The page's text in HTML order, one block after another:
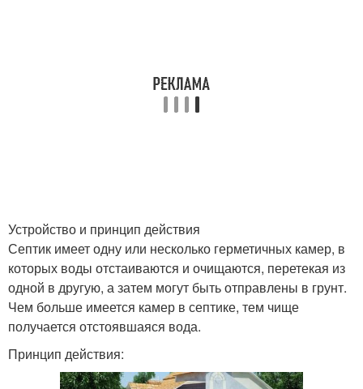
Устройство и принцип действия
Септик имеет одну или несколько герметичных камер, в
которых воды отстаиваются и очищаются, перетекая из
одной в другую, а затем могут быть отправлены в грунт.
Чем больше имеется камер в септике, тем чище
получается отстоявшаяся вода.
Принцип действия: